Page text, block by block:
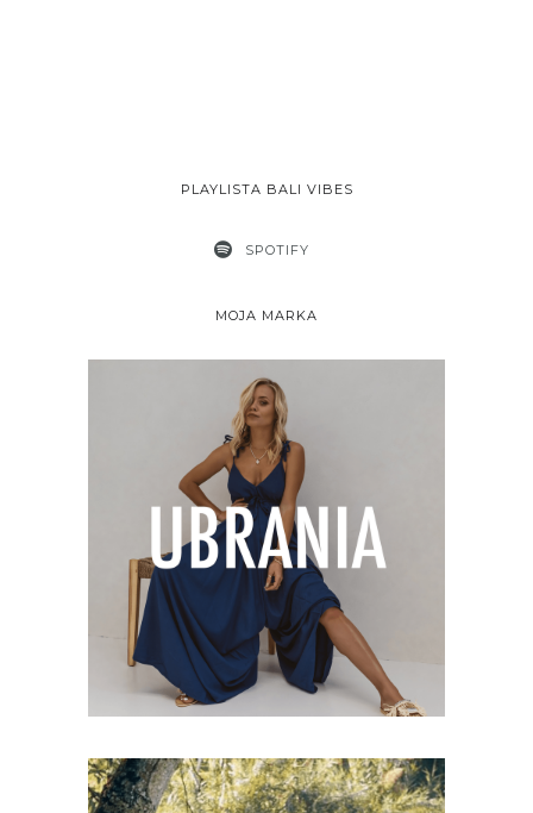
PLAYLISTA BALI VIBES
SPOTIFY
MOJA MARKA